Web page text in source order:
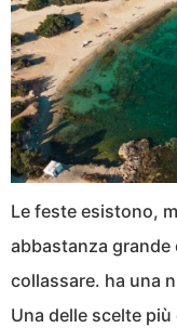
Le feste esistono,
abbastanza
collassare. ha una
Una delle scelte